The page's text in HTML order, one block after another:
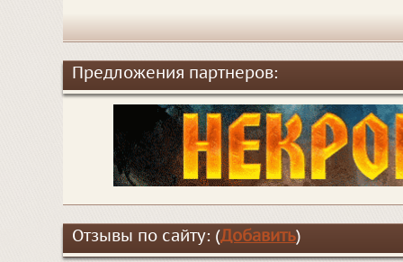
Предложения партнеров:
Отзывы по сайту: (Добавить)